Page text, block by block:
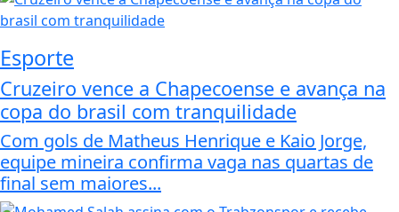
Esporte
Cruzeiro vence a Chapecoense e avança na
copa do brasil com tranquilidade
Com gols de Matheus Henrique e Kaio Jorge,
equipe mineira confirma vaga nas quartas de
final sem maiores...